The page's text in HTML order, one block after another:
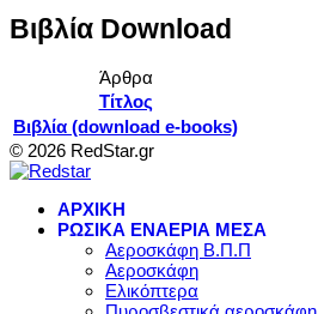
Βιβλία Download
Άρθρα
Τίτλος
Βιβλία (download e-books)
© 2026 RedStar.gr
ΑΡΧΙΚΗ
ΡΩΣΙΚΑ ΕΝΑΕΡΙΑ ΜΕΣΑ
Αεροσκάφη Β.Π.Π
Αεροσκάφη
Ελικόπτερα